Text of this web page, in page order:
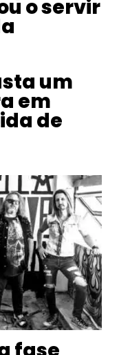
o servir
um
em
de